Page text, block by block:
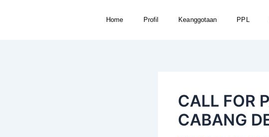
Home Profil Keanggotaan PPL
CALL FOR
CABANG